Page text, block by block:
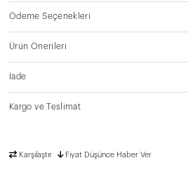
Ödeme Seçenekleri
Ürün Önerileri
İade
Kargo ve Teslimat
Karşılaştır Fiyat Düşünce Haber Ver